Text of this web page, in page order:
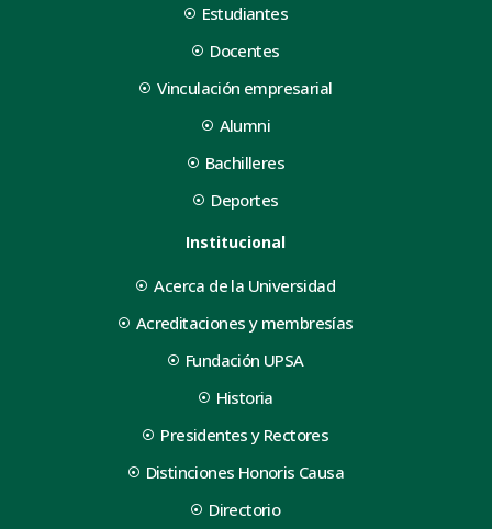
Estudiantes
Docentes
Vinculación empresarial
Alumni
Bachilleres
Deportes
Institucional
Acerca de la Universidad
Acreditaciones y membresías
Fundación UPSA
Historia
Presidentes y Rectores
Distinciones Honoris Causa
Directorio